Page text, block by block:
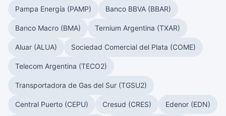
Pampa Energía (PAMP) Banco BBVA (BBAR)
Banco Macro (BMA) Ternium Argentina (TXAR)
Aluar (ALUA) Sociedad Comercial del Plata (COME)
Telecom Argentina (TECO2)
Transportadora de Gas del Sur (TGSU2)
Central Puerto (CEPU) Cresud (CRES) Edenor (EDN)